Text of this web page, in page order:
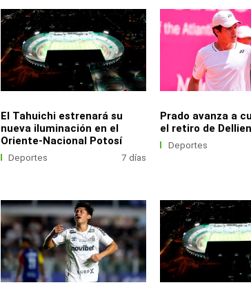
El Tahuichi estrenará su
nueva iluminación en el
Oriente-Nacional Potosí
Deportes 7 días
Prado avanza a
el retiro de Dellien
Deportes